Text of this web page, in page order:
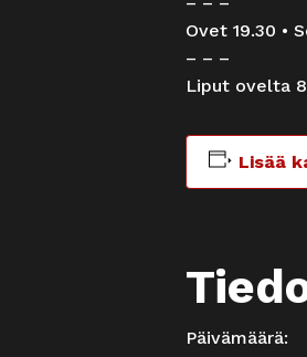
Ovet 19.30 •
– – –
Liput ovelta
Lisää
Päivämäärä: